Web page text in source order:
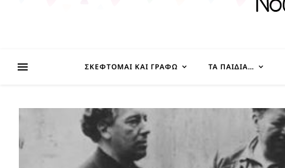
ΣΚΈΦΤΟΜΑΙ ΚΑΙ ΓΡΆΦΩ ΤΑ ΠΑΙΔΊΑ…